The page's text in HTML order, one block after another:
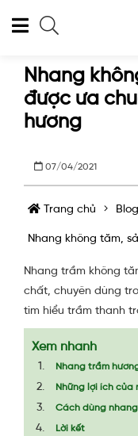
Nhang
được ưa
hương
07/04/2021
Trang chủ Blog
Nhang không tăm,
Nhang trầm không
chất, chuyên dùng
tìm hiểu trầm thanh
Xem nhanh
Nhang trầm
Những lợi ích của
Cách dùng
Lời kết